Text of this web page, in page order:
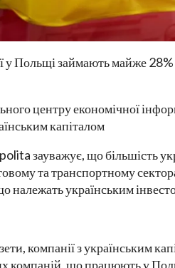
у Польщі займають майже
центру економічної
капіталом
зауважує, що більшість
та транспортному
належать українським
компанії з українським
компаній, що працюють у